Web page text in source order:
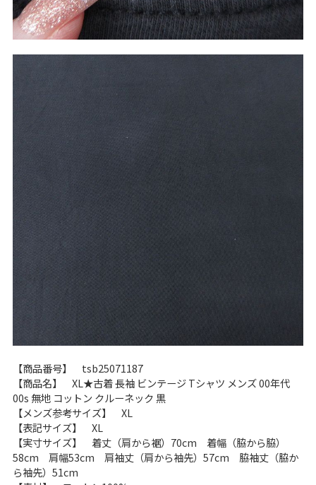
長袖シャツ XS S M L XL
半袖シャツ XS S M L XL
パンツ
W30以下
W33,W34
W37以上
Search by Maniac マニアックから探す
バンド
Tシャツ
アニメ
Tシャツ
USA製
ボロ
すべてのマニアックを見る
Search by Period年代から探す
90年代
【商品番号】 tsb25071187
【商品名】 XL★古着 長袖 ビンテージ Tシャツ メンズ 00年代
00s 無地 コットン クルーネック 黒
【メンズ参考サイズ】 XL
【表記サイズ】 XL
【実寸サイズ】 着丈（肩から裾）70cm 着幅（脇から脇）
58cm 肩幅53cm 肩袖丈（肩から袖先）57cm 脇袖丈（脇か
ら袖先）51cm